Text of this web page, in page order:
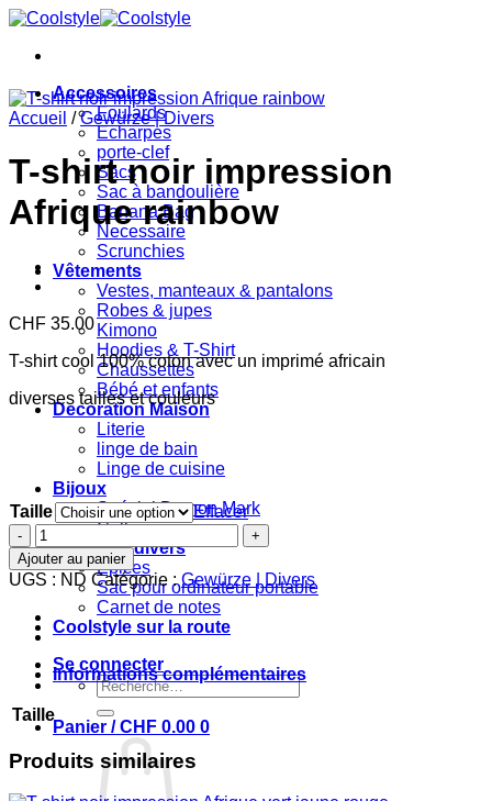
Passer
contenu
Accessoires
Foulards
Echarpes
porte-clef
Sacs
Sac à bandoulière
Banana Bag
Necessaire
Scrunchies
Vêtements
Vestes, manteaux & pantalons
Robes & jupes
Kimono
Hoodies & T-Shirt
Chaussettes
Bébé et enfants
Decoration Maison
Literie
linge de bain
Linge de cuisine
Bijoux
Spécial Damon Mark
Colliers
Epices et divers
Epices
Sac pour ordinateur portable
Carnet de notes
Coolstyle sur la route
Se connecter
Recherche
pour :
Panier /CHF 0.00 0
Accueil / Gewürze | Divers
T-shirt noir impression
Afrique rainbow
CHF 35.00
T-shirt cool 100% coton avec un imprimé africain
diverses tailles et couleurs
Taille
Effacer
quantité
de
T-
shirt
noir
impression
rainbow
Ajouter au panier
UGS : ND Catégorie :Gewürze | Divers
Informations complémentaires
Taille
Produits similaires